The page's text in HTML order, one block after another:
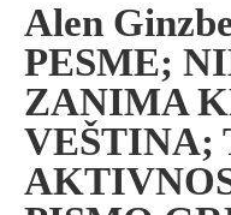
Alen
PESME;
ZANIMA
VEŠTINA;